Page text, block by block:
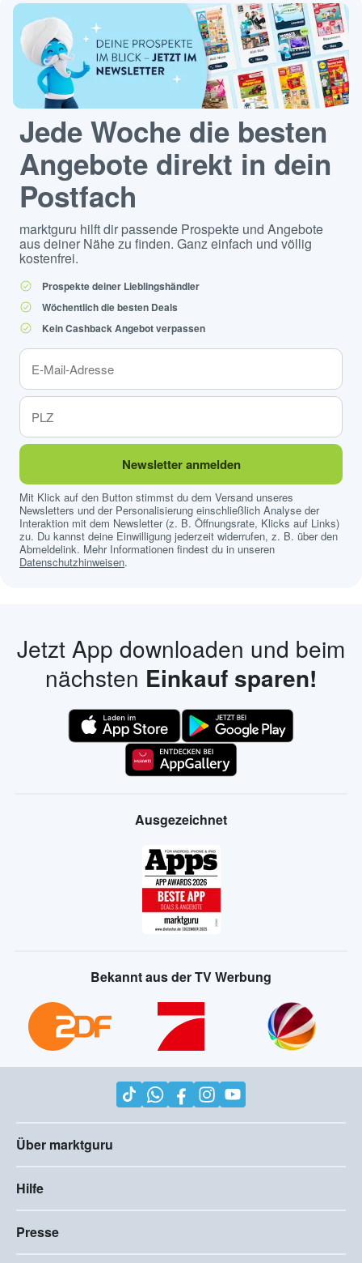
Jede Woche die besten
Angebote direkt in dein
Postfach
marktguru hilft dir passende Prospekte und Angebote
aus deiner Nähe zu finden. Ganz einfach und völlig
kostenfrei.
Prospekte deiner Lieblingshändler
Wöchentlich die besten Deals
Kein Cashback Angebot verpassen
Newsletter anmelden
Mit Klick auf den Button stimmst du dem Versand unseres
Newsletters und der Personalisierung einschließlich Analyse der
Interaktion mit dem Newsletter (z. B. Öffnungsrate, Klicks auf Links)
zu. Du kannst deine Einwilligung jederzeit widerrufen, z. B. über den
Abmeldelink. Mehr Informationen findest du in unseren
Datenschutzhinweisen.
Jetzt App downloaden und beim
nächsten Einkauf sparen!
Ausgezeichnet
Bekannt aus der TV Werbung
Über marktguru
Hilfe
Presse